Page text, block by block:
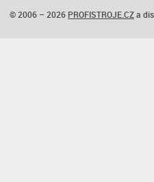
© 2006 – 2026 PROFISTROJE.CZa